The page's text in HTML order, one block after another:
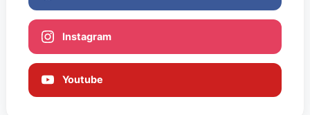
Instagram
Youtube